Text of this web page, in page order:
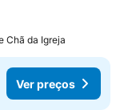
Chã da Igreja
Ver preços